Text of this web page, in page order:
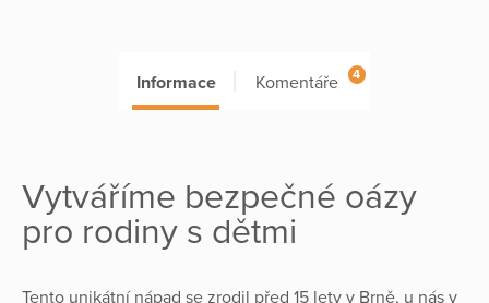
Informace Komentáře 4
Vytváříme bezpečné oázy
pro rodiny s dětmi
Tento unikátní nápad se zrodil před 15 lety v Brně, u nás v